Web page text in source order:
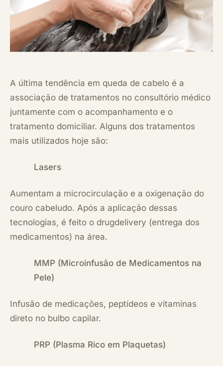
A última tendência em queda de cabelo é a
associação de tratamentos no consultório médico
juntamente com o acompanhamento e o
tratamento domiciliar. Alguns dos tratamentos
mais utilizados hoje são:
Lasers
Aumentam a microcirculação e a oxigenação do
couro cabeludo. Após a aplicação dessas
tecnologias, é feito o drugdelivery (entrega dos
medicamentos) na área.
MMP (Microinfusão de Medicamentos na
Pele)
Infusão de medicações, peptídeos e vitaminas
direto no bulbo capilar.
PRP (Plasma Rico em Plaquetas)